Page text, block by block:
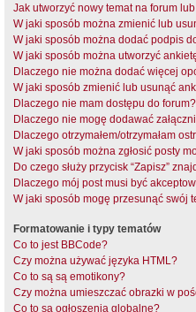
Jak utworzyć nowy temat na forum
W jaki sposób można zmienić lub
W jaki sposób można dodać podpis
W jaki sposób można utworzyć
Dlaczego nie można dodać więcej
W jaki sposób zmienić lub usunąć
Dlaczego nie mam dostępu do forum?
Dlaczego nie mogę dodawać
Dlaczego otrzymałem/otrzymałam
W jaki sposób można zgłosić posty
Do czego służy przycisk “Zapisz”
Dlaczego mój post musi być
W jaki sposób mogę przesunąć swój
Formatowanie i typy tematów
Co to jest BBCode?
Czy można używać języka HTML?
Co to są są emotikony?
Czy można umieszczać obrazki w
Co to są ogłoszenia globalne?